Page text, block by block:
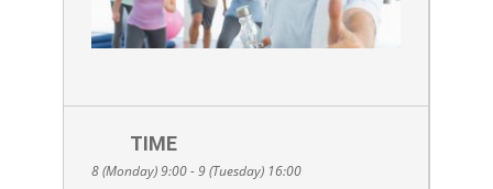
TIME
8 (Monday) 9:00 - 9 (Tuesday) 16:00